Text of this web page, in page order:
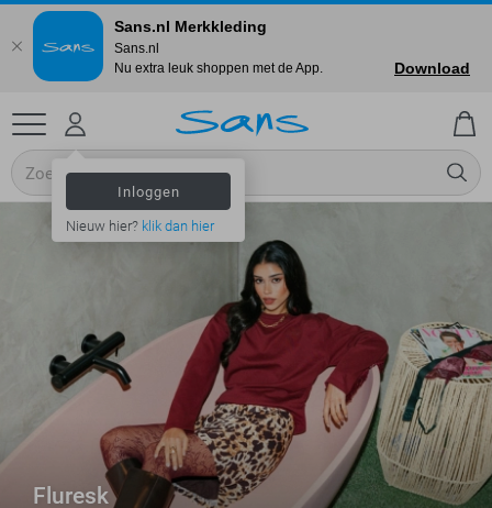
Inloggen
Nieuw hier? klik dan hier
Fluresk
Sans.nl Merkkleding
Sans.nl
Nu extra leuk shoppen met de App.
Download